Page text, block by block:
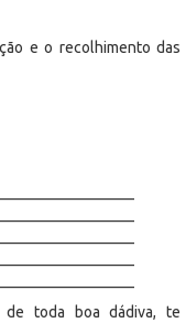
e o recolhimento das
de toda boa dádiva, te